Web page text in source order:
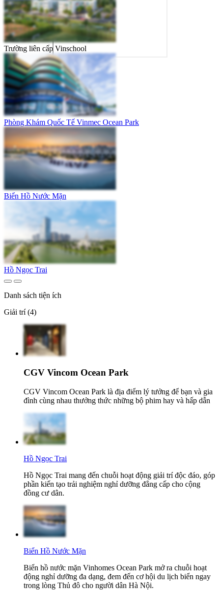
Trường liên cấp Vinschool
Phòng Khám Quốc Tế Vinmec Ocean Park
Biển Hồ Nước Mặn
Hồ Ngọc Trai
Danh sách tiện ích
Giải trí (4)
CGV Vincom Ocean Park
CGV Vincom Ocean Park là địa điểm lý tưởng để bạn và gia
đình cùng nhau thưởng thức những bộ phim hay và hấp dẫn
Hồ Ngọc Trai
Hồ Ngọc Trai mang đến chuỗi hoạt động giải trí độc đáo, góp
phần kiến tạo trải nghiệm nghỉ dưỡng đẳng cấp cho cộng
đồng cư dân.
Biển Hồ Nước Mặn
Biển hồ nước mặn Vinhomes Ocean Park mở ra chuỗi hoạt
động nghỉ dưỡng đa dạng, đem đến cơ hội du lịch biển ngay
trong lòng Thủ đô cho người dân Hà Nội.